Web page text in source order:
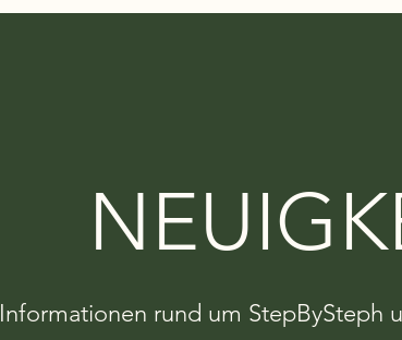
Informationen rund um StepBySteph